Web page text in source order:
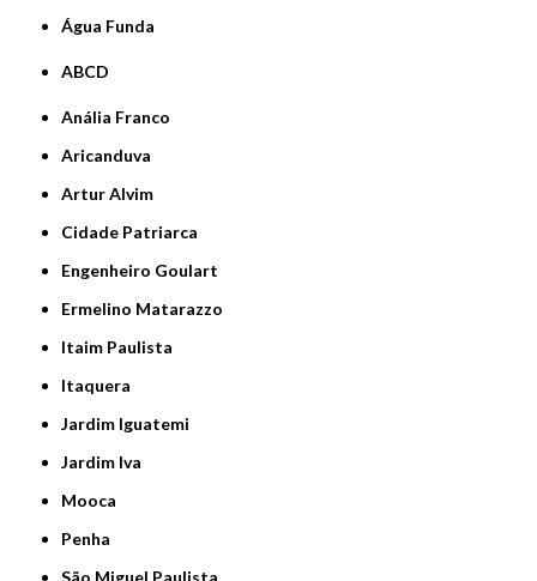
Água Funda
ABCD
Anália Franco
Aricanduva
Artur Alvim
Cidade Patriarca
Engenheiro Goulart
Ermelino Matarazzo
Itaim Paulista
Itaquera
Jardim Iguatemi
Jardim Iva
Mooca
Penha